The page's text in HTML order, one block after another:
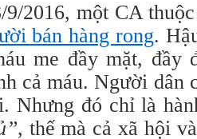
2016, một CA
bán hàng rong.
me đầy mặt, đầy
cả máu. Người dân
Nhưng đó chỉ là
, thế mà cả xã hội